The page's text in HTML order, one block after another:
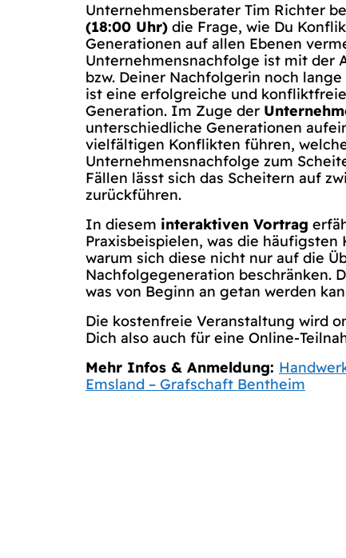
Unternehmensberater Tim Richter
(18:00 Uhr) die Frage, wie Du
Generationen auf allen Ebenen
Unternehmensnachfolge ist mit der
bzw. Deiner Nachfolgerin noch
ist eine erfolgreiche und
Generation. Im Zuge der
unterschiedliche Generationen
vielfältigen Konflikten führen,
Unternehmensnachfolge zum
Fällen lässt sich das Scheitern auf
zurückführen.
In diesem interaktiven Vortrag
Praxisbeispielen, was die
warum sich diese nicht nur auf die
Nachfolgegeneration beschränken.
was von Beginn an getan werden
Die kostenfreie Veranstaltung wird
Dich also auch für eine Online-
Mehr Infos & Anmeldung:
Emsland – Grafschaft Bentheim